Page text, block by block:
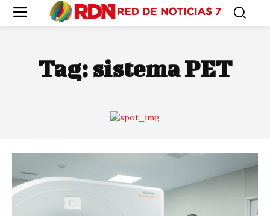
Tag: sistema PET